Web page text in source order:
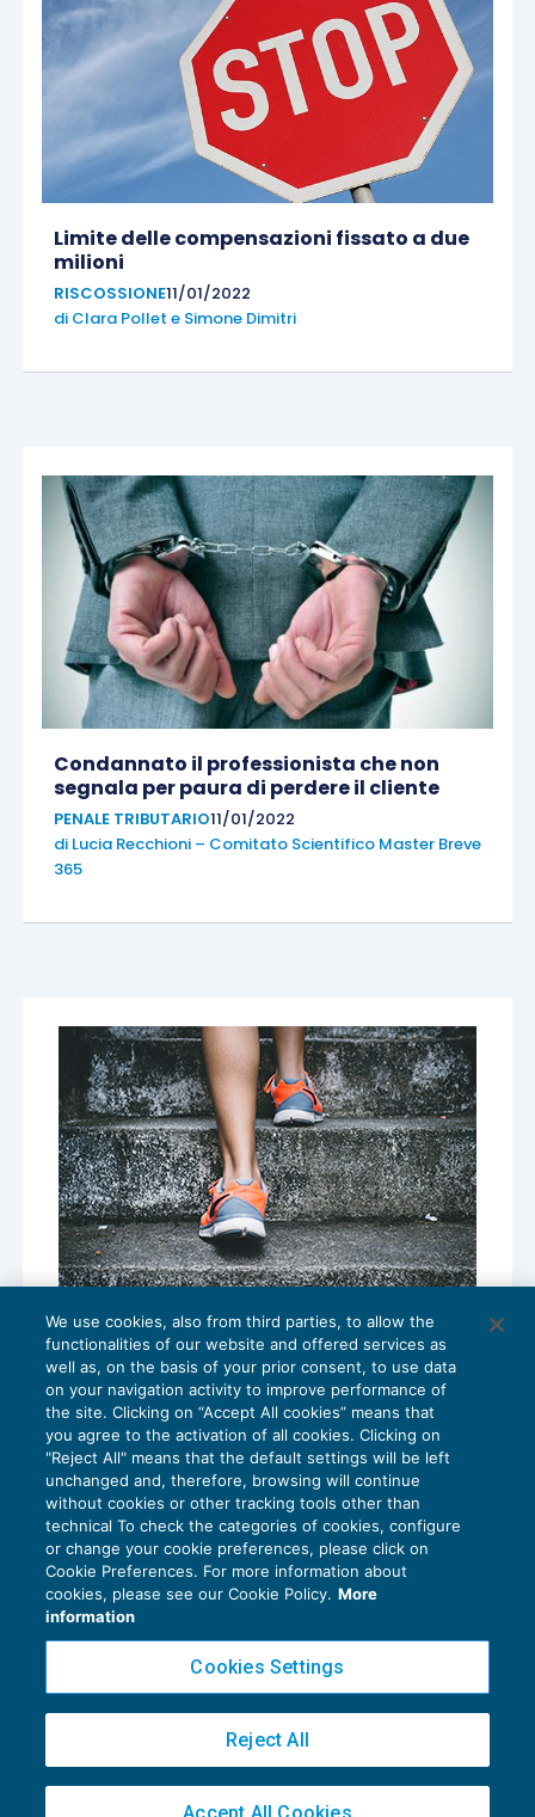
Limite delle compensazioni fissato a due
milioni
RISCOSSIONE11/01/2022
di Clara Pollet e Simone Dimitri
Condannato il professionista che non
segnala per paura di perdere il cliente
PENALE TRIBUTARIO11/01/2022
di Lucia Recchioni – Comitato Scientifico Master Breve
365
Fare sport: consigli per essere costanti
SPORT E MOTORI11/01/2022
diMaurizia Fiori – trainer professionista
Privacy Policy
Cookie Policy
Copyright 2016 ©Gruppo Euroconference S.p.A.v2.32.4
Piazza Luigi Einaudi, 10N01 - 20124 Milano - info@ecnews.it
02776120236
We use cookies, also from third parties, to allow the
functionalities of our website and offered services as
well as, on the basis of your prior consent, to use data
on your navigation activity to improve performance of
the site. Clicking on “Accept All cookies” means that
you agree to the activation of all cookies. Clicking on
"Reject All" means that the default settings will be left
unchanged and, therefore, browsing will continue
without cookies or other tracking tools other than
technical To check the categories of cookies, configure
or change your cookie preferences, please click on
Cookie Preferences. For more information about
cookies, please see our Cookie Policy. More
information
Cookies Settings
Reject All